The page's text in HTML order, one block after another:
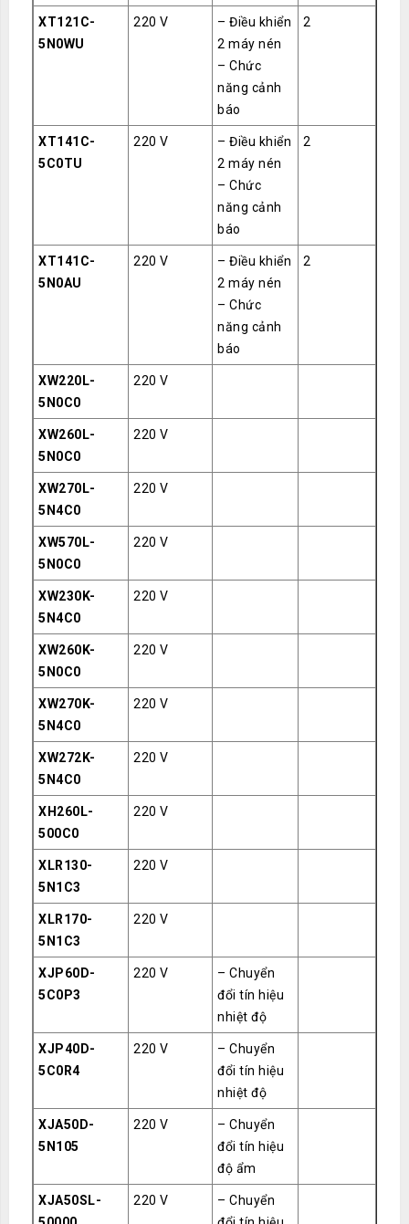
XT121C-
5N0WU
220 V
– Điều khiển
2 máy nén
– Chức
năng cảnh
báo
2
XT141C-
5C0TU
220 V
– Điều khiển
2 máy nén
– Chức
năng cảnh
báo
2
XT141C-
5N0AU
220 V
– Điều khiển
2 máy nén
– Chức
năng cảnh
báo
2
XW220L-
5N0C0
220 V
XW260L-
5N0C0
220 V
XW270L-
5N4C0
220 V
XW570L-
5N0C0
220 V
XW230K-
5N4C0
220 V
XW260K-
5N0C0
220 V
XW270K-
5N4C0
220 V
XW272K-
5N4C0
220 V
XH260L-
500C0
220 V
XLR130-
5N1C3
220 V
XLR170-
5N1C3
220 V
XJP60D-
5C0P3
220 V
– Chuyển
đổi tín hiệu
nhiệt độ
XJP40D-
5C0R4
220 V
– Chuyển
đổi tín hiệu
nhiệt độ
XJA50D-
5N105
220 V
– Chuyển
đổi tín hiệu
độ ẩm
XJA50SL-
220 V
– Chuyển